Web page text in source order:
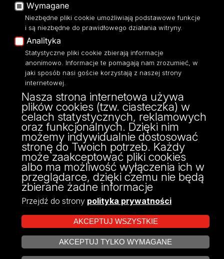
Portal Pracowniczy
Baza Aktów Własnych
Platforma e-learningowa
Moodle
Eksperci UŁ
Polityka Prywatności
Dostępność
O Stronie
Dostępność
ul. Pilarskiego 14/16, 90-231 Łódź
NIP: 724 000 32 43
Projekt Multiportalu UŁ współfinansowany z funduszy Unii Europejskiej w
ramach konkursu NCBR
Wymagane
Niezbędne pliki cookie umożliwiają podstawowe funkcje
i są niezbędne do prawidłowego działania witryny.
Analityka
Statystyczne pliki cookie zbierają informacje
anonimowo. Informacje te pomagają nam zrozumieć, w
jaki sposób nasi goście korzystają z naszej strony
internetowej.
Nasza strona internetowa używa
plików cookies (tzw. ciasteczka) w
celach statystycznych, reklamowych
oraz funkcjonalnych. Dzięki nim
możemy indywidualnie dostosować
stronę do Twoich potrzeb. Każdy
może zaakceptować pliki cookies
albo ma możliwość wyłączenia ich w
przeglądarce, dzięki czemu nie będą
zbierane żadne informacje
Przejdź do strony polityka prywatności
AKCEPTUJ WSZYSTKIE
AKCEPTUJ TYLKO WYMAGANE
ZARZĄDZAJ COOKIES